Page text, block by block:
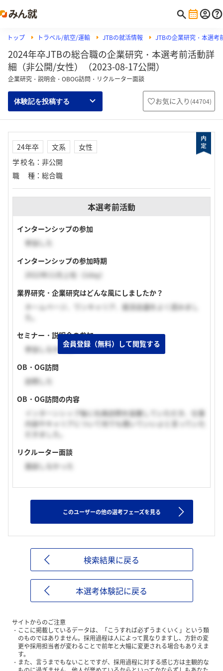
トップ トラベル/航空/運輸 JTBの就活情報 JTBの企業研究・本選考
2024年卒JTBの総合職の企業研究・本選考前活動詳
細（非公開/女性）（2023-08-17公開）
企業研究・説明会・OBOG訪問・リクルーター面談
体験記を投稿する お気に入り (44704)
24年卒 文系
女性
学校名 ： 非公開
職種 ： 総合職
本選考前活動
インターンシップの参加
参加した
インターンシップの参加時期
2022年11月上旬（1day）
業界研究・企業研究はどんな風にしましたか？
ホームページ、ワンキャリア、就活会議をよく読みまし
セミナー・説明会の参加
参加しなかった
OB・OG訪問
訪問した
OB・OG訪問の内容
インターンシップ後に社員訪問を設置していただき、仕事
内容やキャリアについて何でも聞いていいよと言っていた
だきました。
リクルーター面談
面談しなかった
会員登録（無料）して閲覧する
このユーザーの他の選考フェーズを見る
検索結果に戻る
本選考体験記に戻る
サイトからのご注意
ここに掲載しているデータは、「こうすれば必ずうまくいく」という類
のものではありません。採用過程は人によって異なりますし、方針の変
更や採用担当者が変わることで前年と大幅に変更される場合もありえま
す。
また、言うまでもないことですが、採用過程に対する感じ方は主観的な